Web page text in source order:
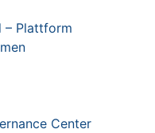
– Plattform
Center